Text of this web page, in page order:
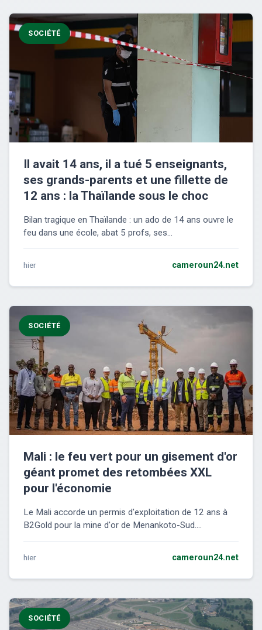
SOCIÉTÉ
Il avait 14 ans, il a tué 5 enseignants,
ses grands-parents et une fillette de
12 ans : la Thaïlande sous le choc
Bilan tragique en Thaïlande : un ado de 14 ans ouvre le
feu dans une école, abat 5 profs, ses...
hier cameroun24.net
SOCIÉTÉ
Mali : le feu vert pour un gisement d'or
géant promet des retombées XXL
pour l'économie
Le Mali accorde un permis d'exploitation de 12 ans à
B2Gold pour la mine d'or de Menankoto-Sud....
hier cameroun24.net
SOCIÉTÉ